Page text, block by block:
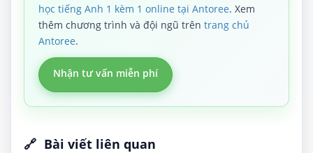
học tiếng Anh 1 kèm 1 online tại Antoree. Xem
thêm chương trình và đội ngũ trên trang chủ
Antoree.
Nhận tư vấn miễn phí
🔗 Bài viết liên quan